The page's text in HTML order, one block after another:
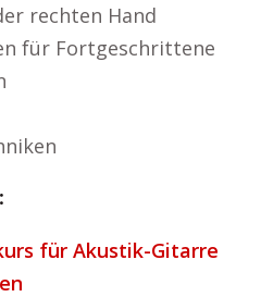
rechten Hand
für Fortgeschrittene
für Akustik-Gitarre